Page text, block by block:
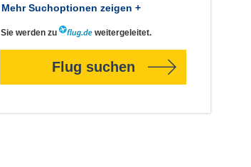
Mehr Suchoptionen zeigen +
Sie werden zu weitergeleitet.
Flug suchen